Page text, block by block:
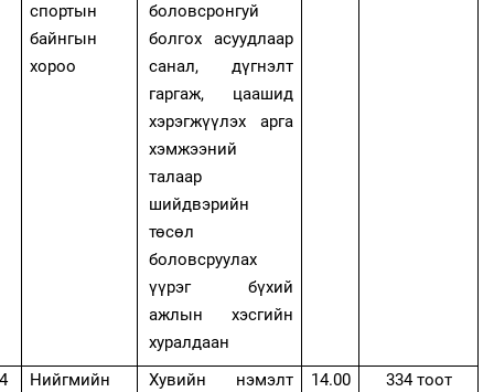
спортын
байнгын
хороо
боловсронгуй
болгох асуудлаар
санал, дүгнэлт
гаргаж, цаашид
хэрэгжүүлэх арга
хэмжээний
талаар
шийдвэрийн
төсөл
боловсруулах
үүрэг бүхий
ажлын хэсгийн
хуралдаан
4
Нийгмийн
Хувийн нэмэлт
14.00 334 тоот